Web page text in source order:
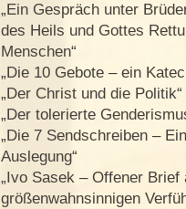
„Ein Gespräch unter
des Heils und Gottes
Menschen“
„Die 10 Gebote – ein
„Der Christ und die Politik“
„Der tolerierte
„Die 7 Sendschreiben –
Auslegung“
„Ivo Sasek – Offener Brief
größenwahnsinnigen